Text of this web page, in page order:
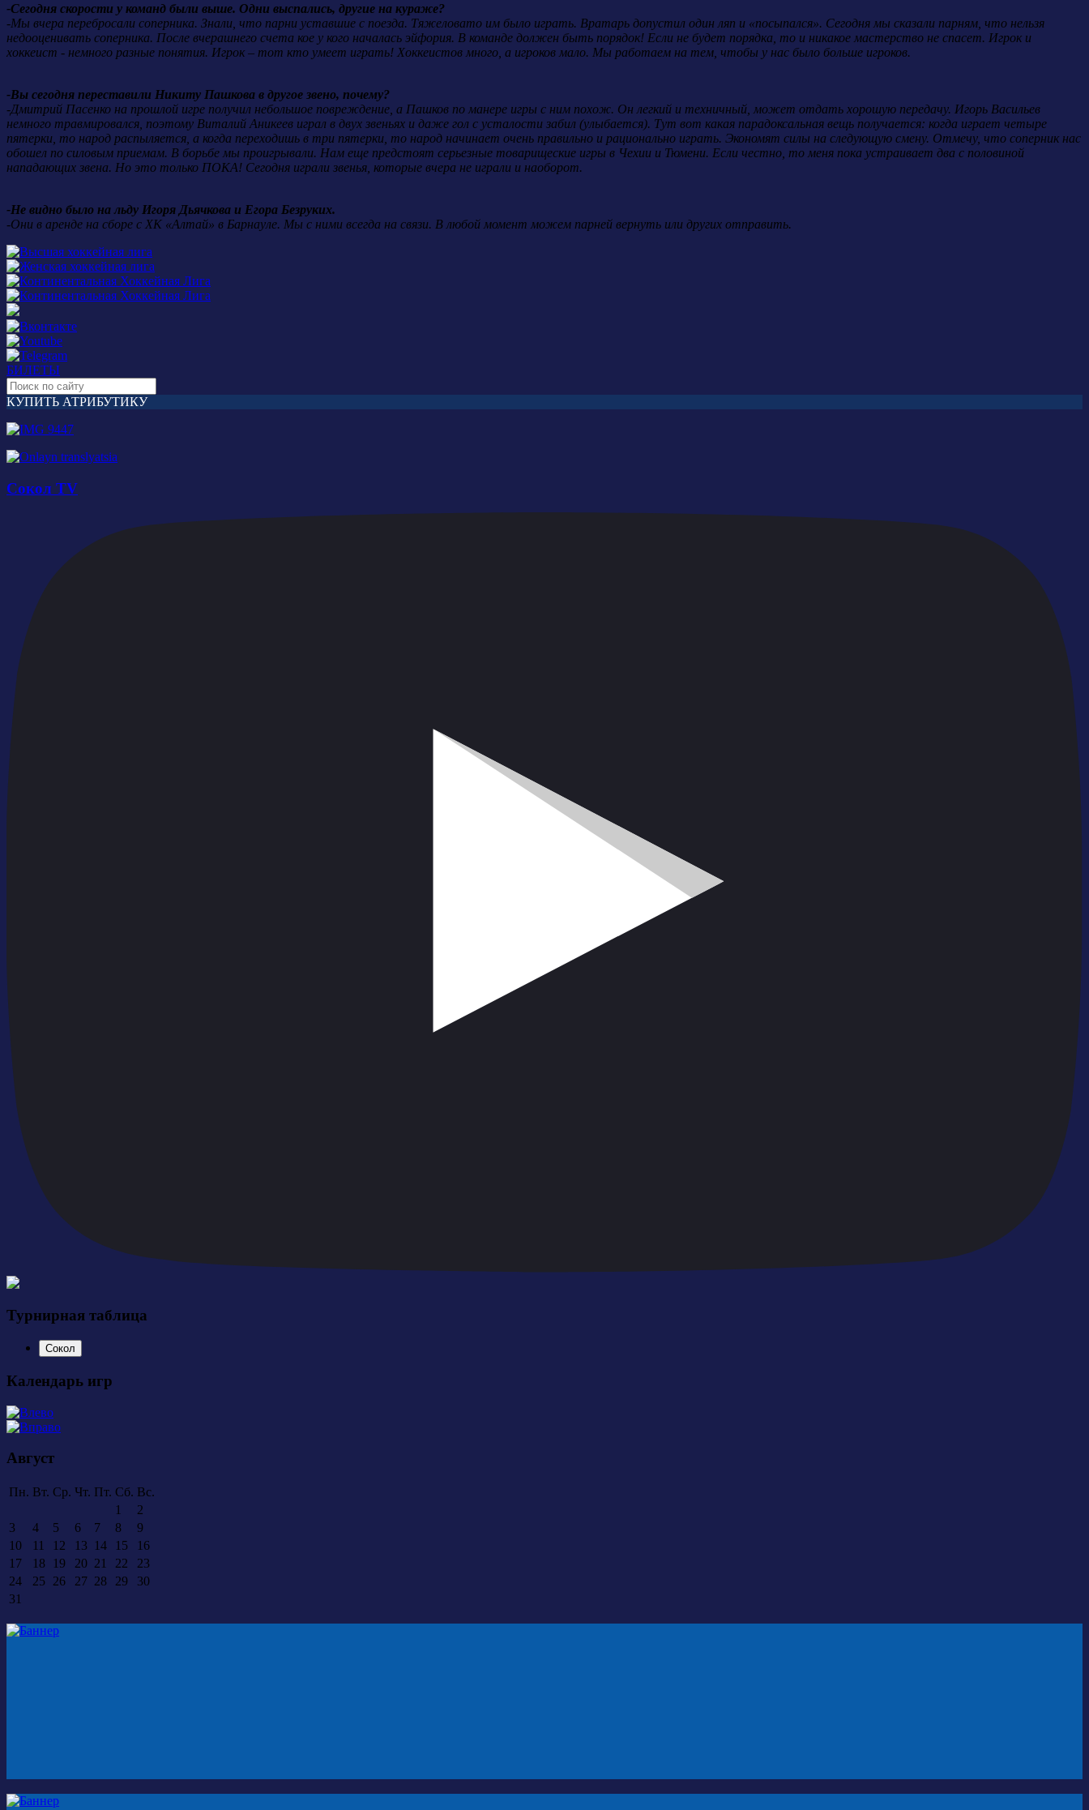
-Сегодня скорости у команд были выше. Одни выспались, другие на кураже?
-Мы вчера перебросали соперника. Знали, что парни уставшие с поезда. Тяжеловато им было играть. Вратарь допустил один ляп и «посыпался». Сегодня мы сказали парням, что нельзя
недооценивать соперника. После вчерашнего счета кое у кого началась эйфория. В команде должен быть порядок! Если не будет порядка, то и никакое мастерство не спасет. Игрок и
хоккеист - немного разные понятия. Игрок – тот кто умеет играть! Хоккеистов много, а игроков мало. Мы работаем на тем, чтобы у нас было больше игроков.
-Вы сегодня переставили Никиту Пашкова в другое звено, почему?
-Дмитрий Пасенко на прошлой игре получил небольшое повреждение, а Пашков по манере игры с ним похож. Он легкий и техничный, может отдать хорошую передачу. Игорь Васильев
немного травмировался, поэтому Виталий Аникеев играл в двух звеньях и даже гол с усталости забил (улыбается). Тут вот какая парадоксальная вещь получается: когда играет четыре
пятерки, то народ распыляется, а когда переходишь в три пятерки, то народ начинает очень правильно и рационально играть. Экономят силы на следующую смену. Отмечу, что соперник нас
обошел по силовым приемам. В борьбе мы проигрывали. Нам еще предстоят серьезные товарищеские игры в Чехии и Тюмени. Если честно, то меня пока устраивает два с половиной
нападающих звена. Но это только ПОКА! Сегодня играли звенья, которые вчера не играли и наоборот.
-Не видно было на льду Игоря Дьячкова и Егора Безруких.
-Они в аренде на сборе с ХК «Алтай» в Барнауле. Мы с ними всегда на связи. В любой момент можем парней вернуть или других отправить.
БИЛЕТЫ
КУПИТЬ АТРИБУТИКУ
Сокол TV
Турнирная таблица
Сокол
Календарь игр
Август
Пн. Вт. Ср. Чт. Пт. Сб. Вс.
1
2
3
4 5 6 7 8
9
10
11 12 13 14 15
16
17
18 19 20 21 22
23
24
25 26 27 28 29
30
31